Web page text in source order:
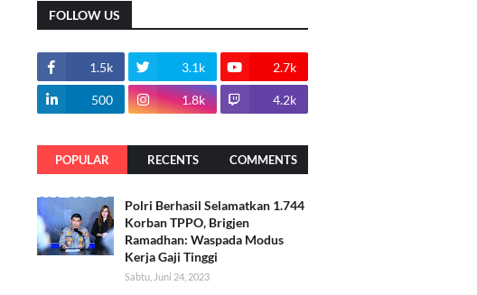
FOLLOW US
1.5k 3.1k 2.7k
500 1.8k 4.2k
POPULAR RECENTS COMMENTS
Polri Berhasil Selamatkan 1.744
Korban TPPO, Brigjen
Ramadhan: Waspada Modus
Kerja Gaji Tinggi
Sabtu, Juni 24, 2023